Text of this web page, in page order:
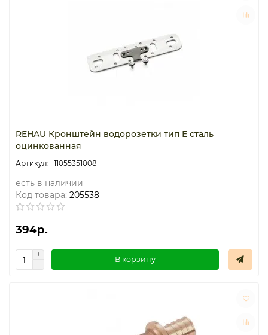
REHAU Кронштейн водорозетки тип Е сталь
оцинкованная
11055351008
есть в наличии
Код товара: 205538
394р.
В корзину